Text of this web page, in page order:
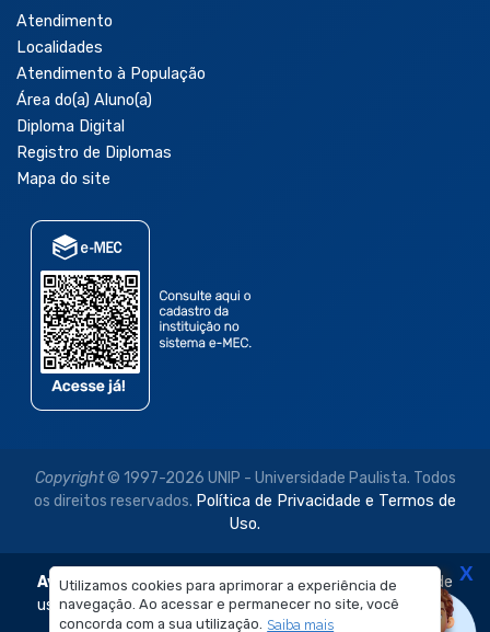
Utilizamos cookies para aprimorar a experiência de
navegação. Ao acessar e permanecer no site, você
concorda com a sua utilização. Saiba mais
Atendimento
Localidades
Atendimento à População
Área do(a) Aluno(a)
Diploma Digital
Registro de Diplomas
Mapa do site
Copyright© 1997-2026 UNIP - Universidade Paulista. Todos
os direitos reservados. Política de Privacidade e Termos de
Uso.
Aviso Legal: As imagens disponibilizadas neste site são de
uso exclusivo institucional do Sistema de Ensino Objetivo e
da Universidade Paulista – UNIP.
X